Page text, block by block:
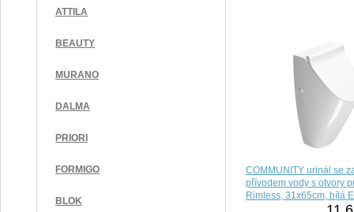
ATTILA
BEAUTY
MURANO
DALMA
PRIORI
FORMIGO
BLOK
COMMUNITY urinál se
přívodem vody s otvory
Rimless, 31x65cm, bílá